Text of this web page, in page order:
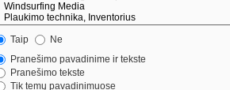
Taip
Ne
Pranešimo pavadinime ir tekste
Pranešimo tekste
Tik temų pavadinimuose